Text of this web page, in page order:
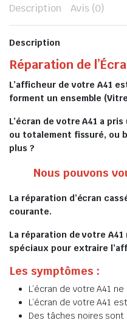
Description Avis (0)
Description
Réparation de
L’afficheur de votre A41
forment un ensemble (Vitre
L’écran de votre A41 a
ou totalement fissuré, ou
plus ?
Nous pouvons
La réparation d’écran
courante.
La réparation de votre
spéciaux pour extraire
Les symptômes :
L’écran de votre A41 ne
L’écran de votre A41
Des tâches noires sont